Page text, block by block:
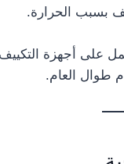
بسبب الحرارة.
على أجهزة
طوال العام.